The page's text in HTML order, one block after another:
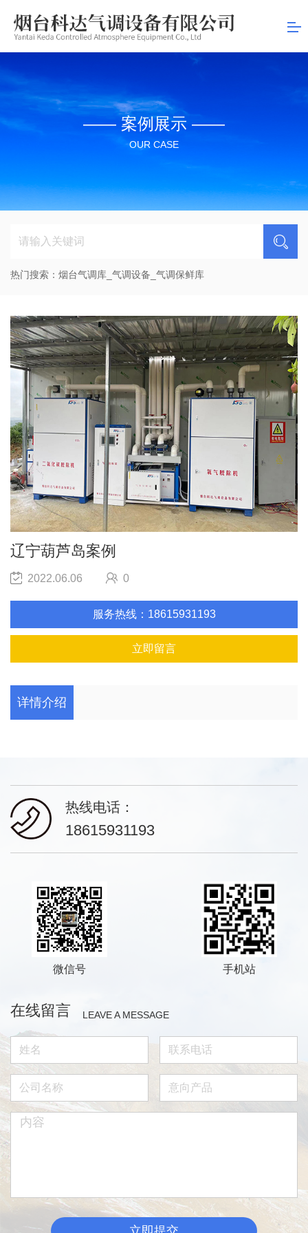
—— 案例展示 ——
OUR CASE
热门搜索： 烟台气调库_气调设备_气调保鲜库
辽宁葫芦岛案例
2022.06.06 0
服务热线：18615931193
立即留言
详情介绍
热线电话：
18615931193
微信号 手机站
在线留言 LEAVE A MESSAGE